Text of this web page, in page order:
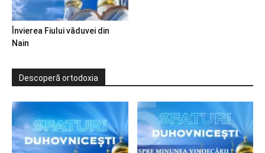
Învierea Fiului văduvei din
Nain
Descoperă ortodoxia